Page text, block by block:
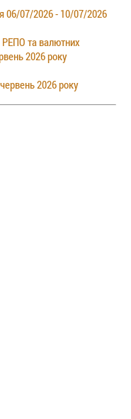
06/07/2026 - 10/07/2026
та валютних
2026 року
2026 року